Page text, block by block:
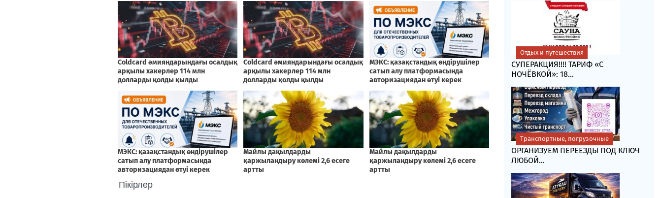
Пікірлер
СУПЕРАКЦИЯ!!!! ТАРИФ «C
НОЧЁВКОЙ»: 18...
Отдых и путешествия
ОРГАНИЗУЕМ ПЕРЕЕЗДЫ ПОД КЛЮЧ
ЛЮБОЙ...
Транспортные, погрузочные